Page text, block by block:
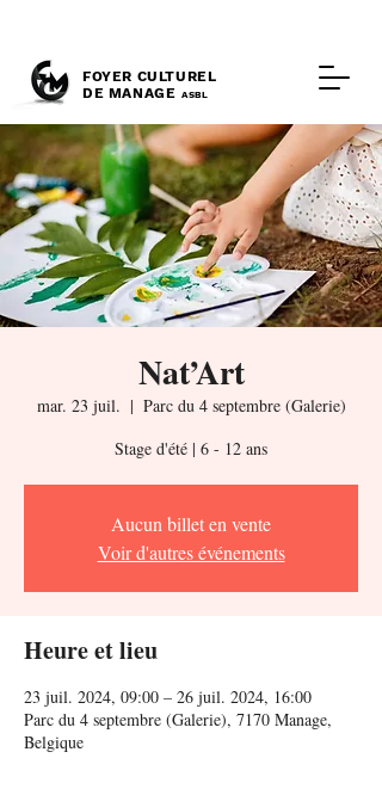
FOYER CULTUREL
DE MANAGE ASBL
Nat’Art
mar. 23 juil.
  |
Parc du 4 septembre (Galerie)
Stage d'été | 6 - 12 ans
Aucun billet en vente
Voir d'autres événements
Heure et lieu
23 juil. 2024, 09:00 – 26 juil. 2024, 16:00
Parc du 4 septembre (Galerie), 7170 Manage,
Belgique